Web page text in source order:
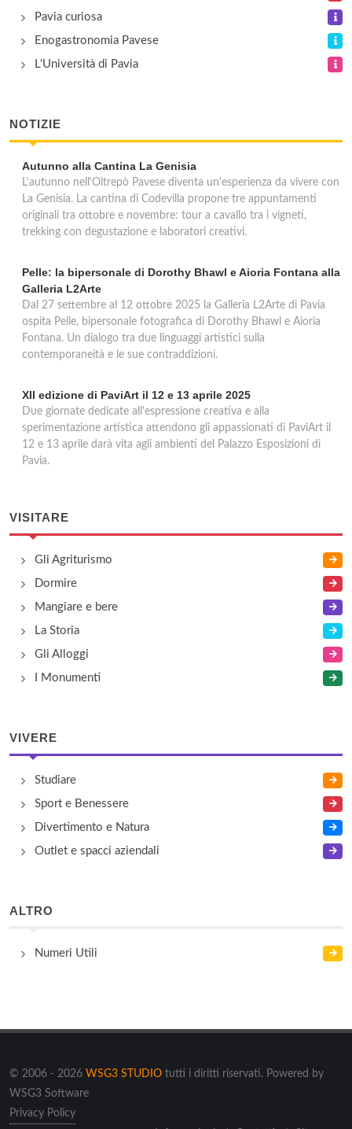
Podere Campopiano
Pavia curiosa
Enogastronomia Pavese
L'Università di Pavia
NOTIZIE
Autunno alla Cantina La Genisia
L'autunno nell'Oltrepò Pavese diventa un'esperienza da vivere con
La Genisia. La cantina di Codevilla propone tre appuntamenti
originali tra ottobre e novembre: tour a cavallo tra i vigneti,
trekking con degustazione e laboratori creativi.
Pelle: la bipersonale di Dorothy Bhawl e Aioria Fontana alla
Galleria L2Arte
Dal 27 settembre al 12 ottobre 2025 la Galleria L2Arte di Pavia
ospita Pelle, bipersonale fotografica di Dorothy Bhawl e Aioria
Fontana. Un dialogo tra due linguaggi artistici sulla
contemporaneità e le sue contraddizioni.
XII edizione di PaviArt il 12 e 13 aprile 2025
Due giornate dedicate all'espressione creativa e alla
sperimentazione artistica attendono gli appassionati di PaviArt il
12 e 13 aprile darà vita agli ambienti del Palazzo Esposizioni di
Pavia.
VISITARE
Gli Agriturismo
Dormire
Mangiare e bere
La Storia
Gli Alloggi
I Monumenti
VIVERE
Studiare
Sport e Benessere
Divertimento e Natura
Outlet e spacci aziendali
ALTRO
Numeri Utili
© 2006 - 2026 WSG3 STUDIO tutti i diritti riservati. Powered by
WSG3 Software
Privacy Policy